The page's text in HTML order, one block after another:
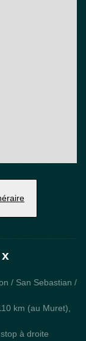
/ San Sebastian /
km (au Muret),
à droite